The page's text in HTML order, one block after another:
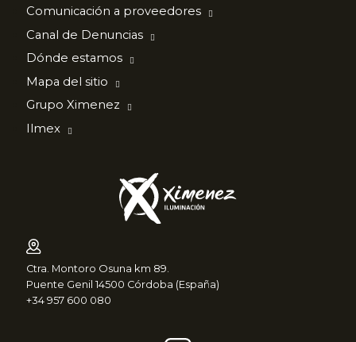
Comunicación a proveedores
Canal de Denuncias
Dónde estamos
Mapa del sitio
Grupo Ximenez
Ilmex
Ctra. Montoro Osuna km 89.
Puente Genil 14500 Córdoba (España)
+34 957 600 080